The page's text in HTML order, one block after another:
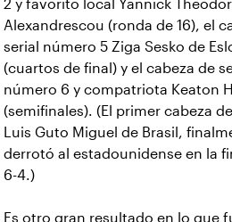
2 y favorito local Yannick Theodor
Alexandrescou (ronda de 16), el
serial número 5 Ziga Sesko de
(cuartos de final) y el cabeza de
número 6 y compatriota Keaton
(semifinales). (El primer cabeza
Luis Guto Miguel de Brasil,
derrotó al estadounidense en la
6-4.)
Es otro gran resultado en lo que